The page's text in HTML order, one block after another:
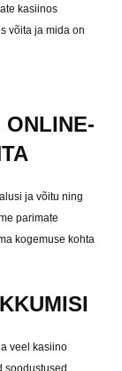
kasiinos
võita ja mida on
ONLINE-
ja võitu ning
parimate
kogemuse kohta
veel kasiino
soodustused,